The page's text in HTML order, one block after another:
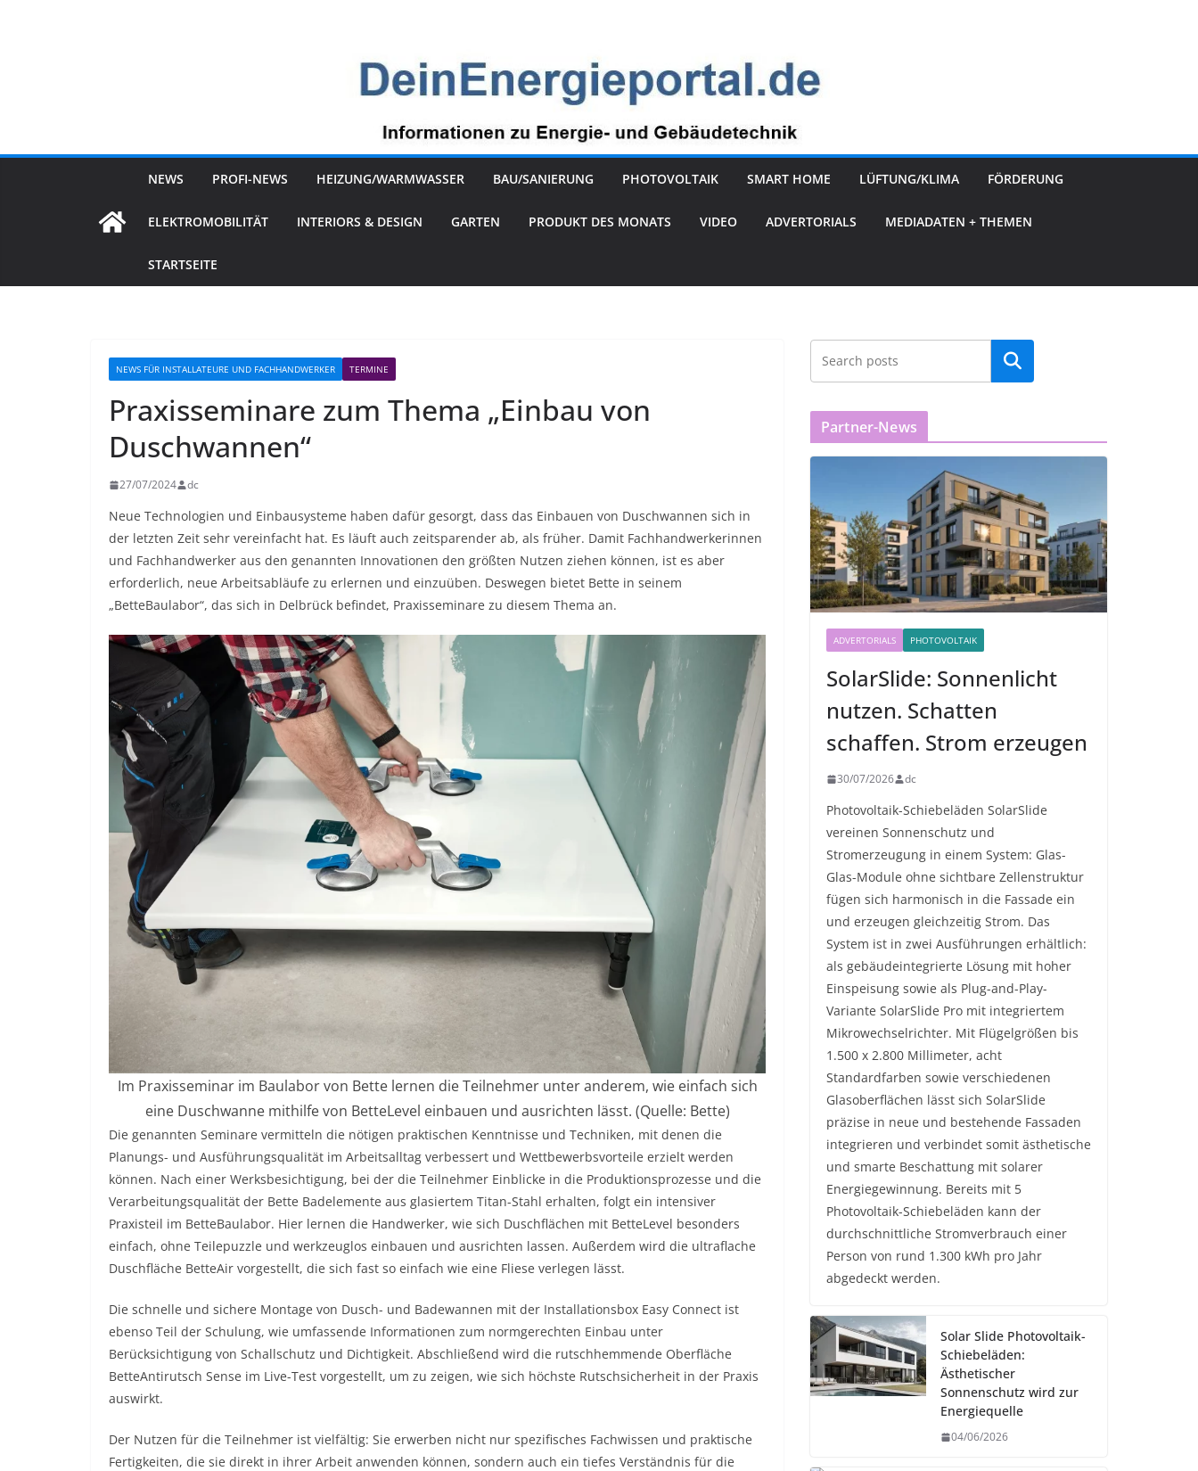
NEWS PROFI-NEWS HEIZUNG/WARMWASSER BAU/SANIERUNG PHOTOVOLTAIK SMART HOME LÜFTUNG/KLIMA FÖRDERUNG
ELEKTROMOBILITÄT INTERIORS & DESIGN GARTEN PRODUKT DES MONATS VIDEO ADVERTORIALS MEDIADATEN + THEMEN
STARTSEITE
NEWS FÜR INSTALLATEURE UND FACHHANDWERKER TERMINE
Praxisseminare zum Thema „Einbau von
Duschwannen“
27/07/2024 dc
Neue Technologien und Einbausysteme haben dafür gesorgt, dass das Einbauen von Duschwannen sich in
der letzten Zeit sehr vereinfacht hat. Es läuft auch zeitsparender ab, als früher. Damit Fachhandwerkerinnen
und Fachhandwerker aus den genannten Innovationen den größten Nutzen ziehen können, ist es aber
erforderlich, neue Arbeitsabläufe zu erlernen und einzuüben. Deswegen bietet Bette in seinem
„BetteBaulabor“, das sich in Delbrück befindet, Praxisseminare zu diesem Thema an.
Im Praxisseminar im Baulabor von Bette lernen die Teilnehmer unter anderem, wie einfach sich
eine Duschwanne mithilfe von BetteLevel einbauen und ausrichten lässt. (Quelle: Bette)
Die genannten Seminare vermitteln die nötigen praktischen Kenntnisse und Techniken, mit denen die
Planungs- und Ausführungsqualität im Arbeitsalltag verbessert und Wettbewerbsvorteile erzielt werden
können. Nach einer Werksbesichtigung, bei der die Teilnehmer Einblicke in die Produktionsprozesse und die
Verarbeitungsqualität der Bette Badelemente aus glasiertem Titan-Stahl erhalten, folgt ein intensiver
Praxisteil im BetteBaulabor. Hier lernen die Handwerker, wie sich Duschflächen mit BetteLevel besonders
einfach, ohne Teilepuzzle und werkzeuglos einbauen und ausrichten lassen. Außerdem wird die ultraflache
Duschfläche BetteAir vorgestellt, die sich fast so einfach wie eine Fliese verlegen lässt.
Die schnelle und sichere Montage von Dusch- und Badewannen mit der Installationsbox Easy Connect ist
ebenso Teil der Schulung, wie umfassende Informationen zum normgerechten Einbau unter
Berücksichtigung von Schallschutz und Dichtigkeit. Abschließend wird die rutschhemmende Oberfläche
BetteAntirutsch Sense im Live-Test vorgestellt, um zu zeigen, wie sich höchste Rutschsicherheit in der Praxis
auswirkt.
Der Nutzen für die Teilnehmer ist vielfältig: Sie erwerben nicht nur spezifisches Fachwissen und praktische
Fertigkeiten, die sie direkt in ihrer Arbeit anwenden können, sondern auch ein tiefes Verständnis für die
Partner-News
ADVERTORIALS PHOTOVOLTAIK
SolarSlide: Sonnenlicht
nutzen. Schatten
schaffen. Strom erzeugen
30/07/2026 dc
Photovoltaik-Schiebeläden SolarSlide
vereinen Sonnenschutz und
Stromerzeugung in einem System: Glas-
Glas-Module ohne sichtbare Zellenstruktur
fügen sich harmonisch in die Fassade ein
und erzeugen gleichzeitig Strom. Das
System ist in zwei Ausführungen erhältlich:
als gebäudeintegrierte Lösung mit hoher
Einspeisung sowie als Plug-and-Play-
Variante SolarSlide Pro mit integriertem
Mikrowechselrichter. Mit Flügelgrößen bis
1.500 x 2.800 Millimeter, acht
Standardfarben sowie verschiedenen
Glasoberflächen lässt sich SolarSlide
präzise in neue und bestehende Fassaden
integrieren und verbindet somit ästhetische
und smarte Beschattung mit solarer
Energiegewinnung. Bereits mit 5
Photovoltaik-Schiebeläden kann der
durchschnittliche Stromverbrauch einer
Person von rund 1.300 kWh pro Jahr
abgedeckt werden.
Solar Slide Photovoltaik-
Schiebeläden:
Ästhetischer
Sonnenschutz wird zur
Energiequelle
04/06/2026